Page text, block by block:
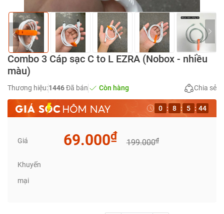
Combo 3 Cáp sạc C to L EZRA (Nobox - nhiều
màu)
Thương hiệu:1446Đã bán Còn hàng Chia sẻ
0 : 8 : 5 : 44
Giá 69.000₫
199.000₫
Khuyến
mại